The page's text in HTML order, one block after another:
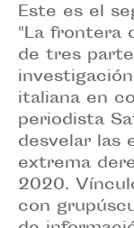
Este es el
"La frontera
de tres
italiana en
periodista
desvelar las
extrema
2020.
con